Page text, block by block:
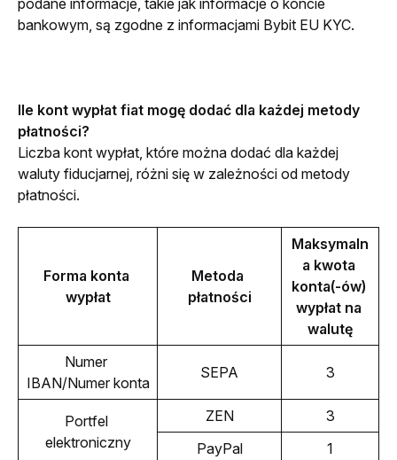
podane informacje, takie jak informacje o koncie
bankowym, są zgodne z informacjami Bybit EU KYC.
Ile kont wypłat fiat mogę dodać dla każdej metody
płatności?
Liczba kont wypłat, które można dodać dla każdej
waluty fiducjarnej, różni się w zależności od metody
płatności.
Forma konta
wypłat
Metoda
płatności
Maksymaln
a kwota
konta(-ów)
wypłat na
walutę
Numer
IBAN/Numer konta
SEPA 3
Portfel
elektroniczny
ZEN
3
PayPal
1